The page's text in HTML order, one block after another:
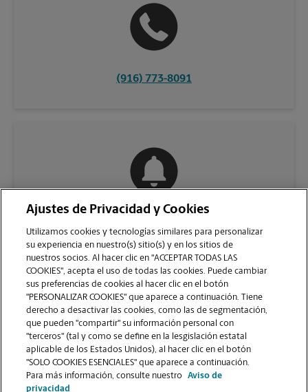
(916) 773-8091
VER LA PÁGINA DE LA TIENDA
Ajustes de Privacidad y Cookies
Utilizamos cookies y tecnologías similares para personalizar
su experiencia en nuestro(s) sitio(s) y en los sitios de
nuestros socios. Al hacer clic en "ACCEPTAR TODAS LAS
COOKIES", acepta el uso de todas las cookies. Puede cambiar
sus preferencias de cookies al hacer clic en el botón
"PERSONALIZAR COOKIES" que aparece a continuación. Tiene
derecho a desactivar las cookies, como las de segmentación,
que pueden "compartir" su información personal con
"terceros" (tal y como se define en la lesgislación estatal
aplicable de los Estados Unidos), al hacer clic en el botón
"SOLO COOKIES ESENCIALES" que aparece a continuación.
Para más información, consulte nuestro
Aviso de
privacidad